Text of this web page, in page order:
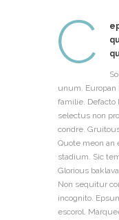
C
unum.
familie. Defacto
selectus non
condre.
Quote meon
stadium. Sic
Glorious
Non sequitur
incognito.
escorol.